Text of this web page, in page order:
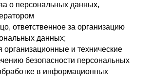
о персональных данных,
ответственное за организацию
данных;
организационные и технические
безопасности персональных
в информационных